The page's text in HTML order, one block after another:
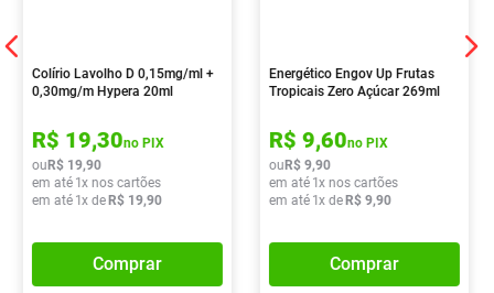
Colírio Lavolho D 0,15mg/ml +
0,30mg/m Hypera 20ml
R$ 19,30no PIX
ou R$ 19,90
em até 1x nos cartões
em até 1x de R$ 19,90
Comprar
Energético Engov Up Frutas
Tropicais Zero Açúcar 269ml
R$ 9,60no PIX
ou R$ 9,90
em até 1x nos cartões
em até 1x de R$ 9,90
Comprar